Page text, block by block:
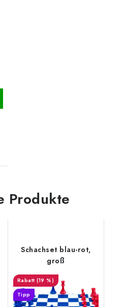
Produkte
Schachset blau-rot,
groß
(19 %)
Tipp